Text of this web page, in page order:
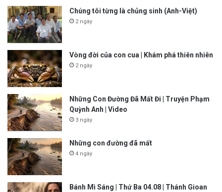
Chúng tôi từng là chủng sinh (Anh-Việt)
2 ngày
Vòng đời của con cua | Khám phá thiên nhiên
2 ngày
Những Con Đường Đã Mất Đi | Truyện Phạm
Quỳnh Anh | Video
3 ngày
Những con đường đã mất
4 ngày
Bánh Mì Sáng | Thứ Ba 04.08 | Thánh Gioan